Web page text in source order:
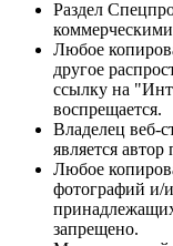
Раздел
Любое
другое
ссылку на
воспрещается.
Владелец веб-
является
Любое
фотографий и/
запрещено.